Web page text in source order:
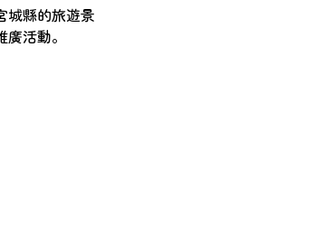
城縣的旅遊景
活動。